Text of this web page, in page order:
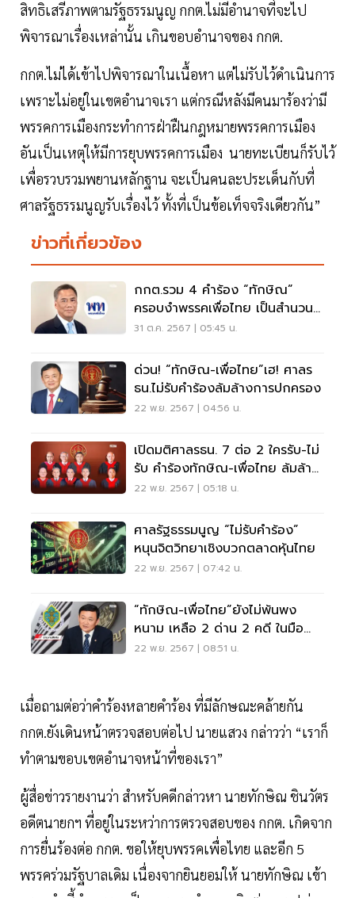
สิทธิเสรีภาพตามรัฐธรรมนูญ กกต.ไม่มีอำนาจที่จะไป
พิจารณาเรื่องเหล่านั้น เกินขอบอำนาจของ กกต.
กกต.ไม่ได้เข้าไปพิจารณาในเนื้อหา แต่ไม่รับไว้ดำเนินการ
เพราะไม่อยู่ในเขตอำนาจเรา แต่กรณีหลังมีคนมาร้องว่ามี
พรรคการเมืองกระทำการฝ่าฝืนกฎหมายพรรคการเมือง
อันเป็นเหตุให้มีการยุบพรรคการเมือง นายทะเบียนก็รับไว้
เพื่อรวบรวมพยานหลักฐาน จะเป็นคนละประเด็นกับที่
ศาลรัฐธรรมนูญรับเรื่องไว้ ทั้งที่เป็นข้อเท็จจริงเดียวกัน”
ข่าวที่เกี่ยวข้อง
กกต.รวม 4 คำร้อง “ทักษิณ”
ครอบงำพรรคเพื่อไทย เป็นสำนวน
เดียวกัน
31 ต.ค. 2567 | 05:45 น.
ด่วน! “ทักษิณ-เพื่อไทย”เฮ! ศาลร
ธน.ไม่รับคำร้องล้มล้างการปกครอง
22 พ.ย. 2567 | 04:56 น.
เปิดมติศาลรธน. 7 ต่อ 2 ใครรับ-ไม่
รับ คำร้องทักษิณ-เพื่อไทย ล้มล้าง
การปกครอง
22 พ.ย. 2567 | 05:18 น.
ศาลรัฐธรรมนูญ “ไม่รับคำร้อง”
หนุนจิตวิทยาเชิงบวกตลาดหุ้นไทย
22 พ.ย. 2567 | 07:42 น.
“ทักษิณ-เพื่อไทย”ยังไม่พ้นพง
หนาม เหลือ 2 ด่าน 2 คดี ในมือ
กกต. - ศาลอาญา
22 พ.ย. 2567 | 08:51 น.
เมื่อถามต่อว่าคำร้องหลายคำร้อง ที่มีลักษณะคล้ายกัน
กกต.ยังเดินหน้าตรวจสอบต่อไป นายแสวง กล่าวว่า “เราก็
ทำตามขอบเขตอำนาจหน้าที่ของเรา”
ผู้สื่อข่าวรายงานว่า สำหรับคดีกล่าวหา นายทักษิณ ชินวัตร
อดีตนายกฯ ที่อยู่ในระหว่าการตรวจสอบของ กกต. เกิดจาก
การยื่นร้องต่อ กกต. ขอให้ยุบพรรคเพื่อไทย และอีก 5
พรรคร่วมรัฐบาลเดิม เนื่องจากยินยอมให้ นายทักษิณ เข้า